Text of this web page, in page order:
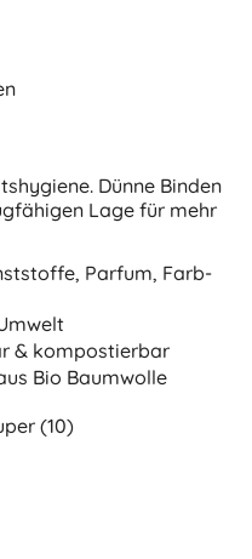
Dünne Binden
Lage für mehr
Parfum, Farb-
& kompostierbar
Bio Baumwolle
(10)